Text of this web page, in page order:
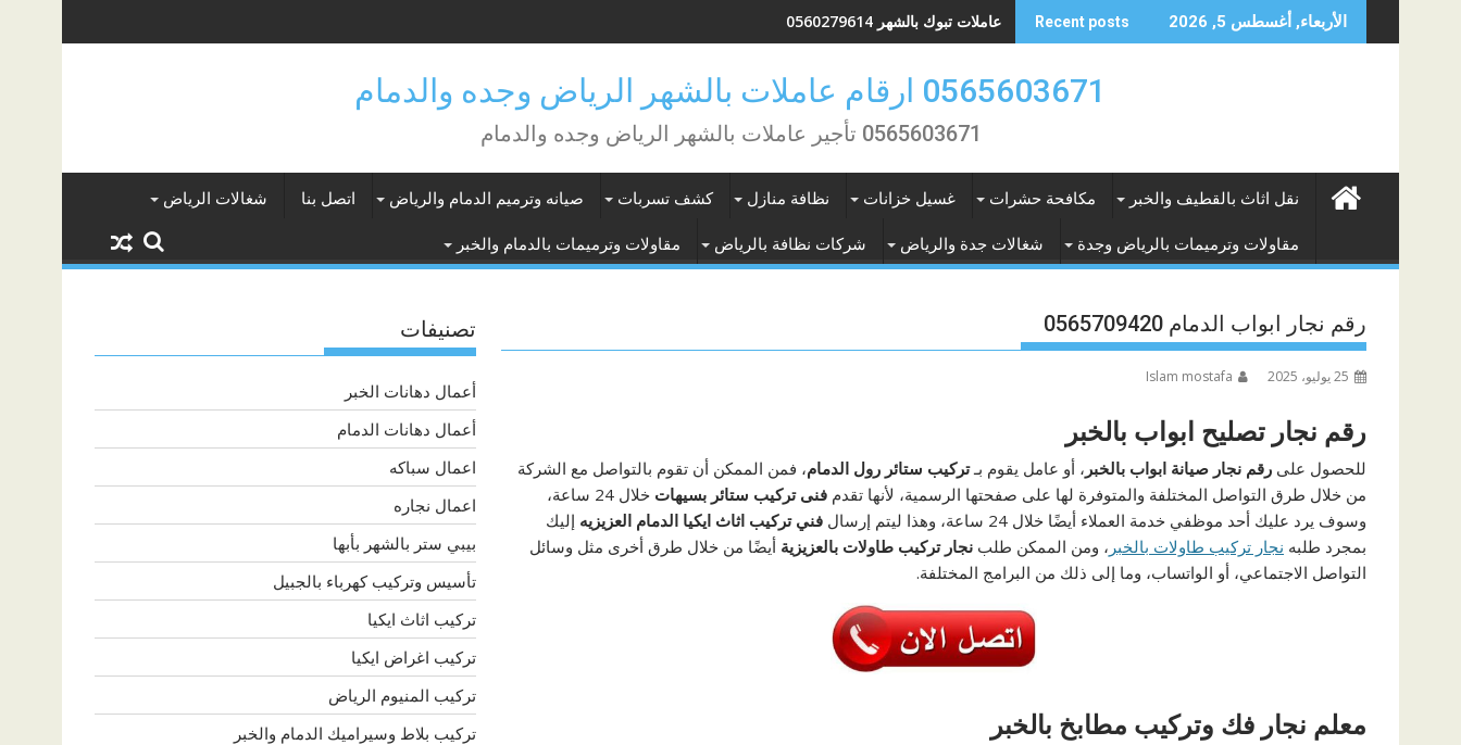
to
الأربعاء, أغسطس 5, 2026 Recent posts عاملات تبوك بالشهر 0560279614
0565603671 ارقام عاملات بالشهر الرياض وجده والدمام
0565603671 تأجير عاملات بالشهر الرياض وجده والدمام
نقل اثاث بالقطيف والخبر مكافحة حشرات غسيل خزانات نظافة منازل كشف تسربات صيانه وترميم الدمام والرياض اتصل بنا شغالات الرياض
مقاولات وترميمات بالرياض وجدة شغالات جدة والرياض شركات نظافة بالرياض مقاولات وترميمات بالدمام والخبر
رقم نجار ابواب الدمام 0565709420
25 يوليو، 2025 Islam mostafa
رقم نجار تصليح ابواب بالخبر
للحصول على رقم نجار صيانة ابواب بالخبر ، أو عامل يقوم بـتركيب ستائر رول الدمام، فمن الممكن أن تقوم بالتواصل مع الشركة
من خلال طرق التواصل المختلفة والمتوفرة لها على صفحتها الرسمية، لأنها تقدم فنى تركيب ستائر بسيهات
خلال 24 ساعة،
وسوف يرد عليك أحد موظفي خدمة العملاء أيضًا خلال 24 ساعة، وهذا ليتم إرسال
فني تركيب اثاث ايكيا الدمام العزيزيه إليك
بمجرد طلبه نجار تركيب طاولات بالخبر ، ومن الممكن طلب نجار تركيب طاولات بالعزيزية أيضًا من خلال طرق أخرى مثل وسائل
التواصل الاجتماعي، أو الواتساب، وما إلى ذلك من البرامج المختلفة.
معلم نجار فك وتركيب مطابخ بالخبر
تصنيفات
أعمال دهانات الخبر
أعمال دهانات الدمام
اعمال سباكه
اعمال نجاره
بيبي ستر بالشهر بأبها
تأسيس وتركيب كهرباء بالجبيل
تركيب اثاث ايكيا
تركيب اغراض ايكيا
تركيب المنيوم الرياض
تركيب بلاط وسيراميك الدمام والخبر